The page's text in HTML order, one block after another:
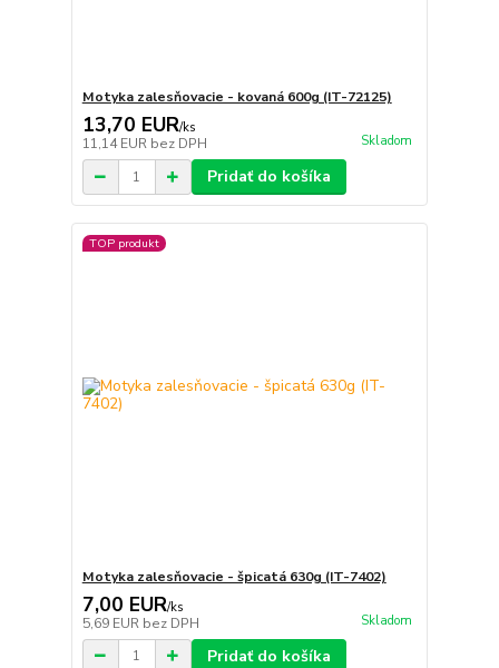
Motyka zalesňovacie - kovaná 600g (IT-72125)
13,70 EUR/ks
11,14 EUR bez DPH Skladom
Pridať do košíka
TOP produkt
Motyka zalesňovacie - špicatá 630g (IT-7402)
7,00 EUR/ks
5,69 EUR bez DPH Skladom
Pridať do košíka